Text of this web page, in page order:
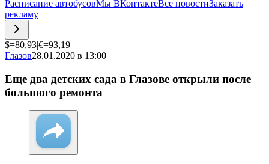
Расписание автобусовМы ВКонтактеВсе новостиЗаказать
рекламу
$=80,93|€=93,19
Глазов28.01.2020 в 13:00
Еще два детских сада в Глазове открыли после
большого ремонта